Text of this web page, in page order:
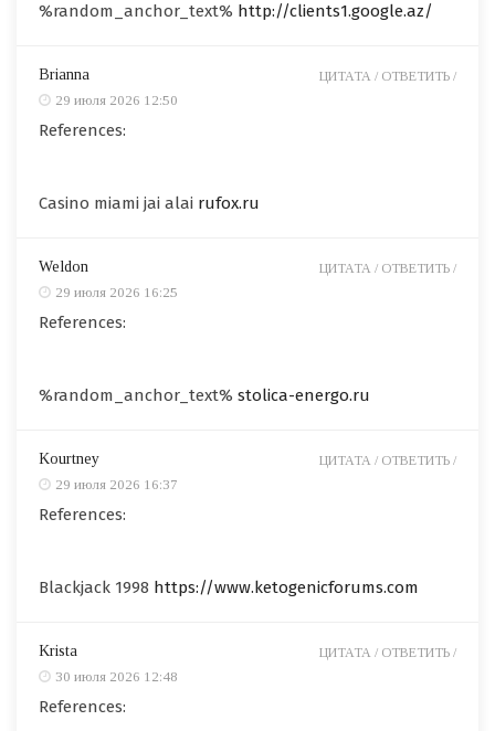
%random_anchor_text% http://clients1.google.az/
Brianna
29 июля 2026 12:50
References:
Casino miami jai alai rufox.ru
ЦИТАТА / ОТВЕТИТЬ /
Weldon
29 июля 2026 16:25
References:
%random_anchor_text% stolica-energo.ru
ЦИТАТА / ОТВЕТИТЬ /
Kourtney
29 июля 2026 16:37
References:
Blackjack 1998 https://www.ketogenicforums.com
ЦИТАТА / ОТВЕТИТЬ /
Krista
30 июля 2026 12:48
References:
ЦИТАТА / ОТВЕТИТЬ /